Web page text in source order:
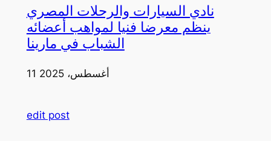
نادي السيارات والرحلات المصري
ينظم معرضا فنيا لمواهب أعضائه
الشباب في مارينا
11 أغسطس، 2025
edit post